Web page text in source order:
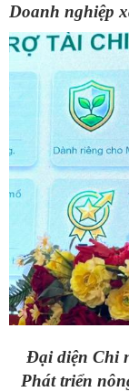
Doanh nghiệp
Đại diện Chi
Phát triển